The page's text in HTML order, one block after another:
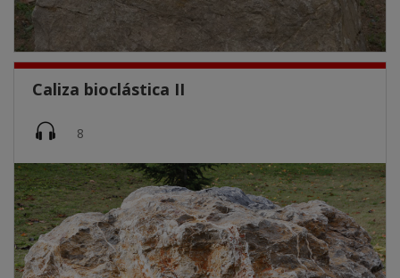
Caliza bioclástica II
Imatge 8